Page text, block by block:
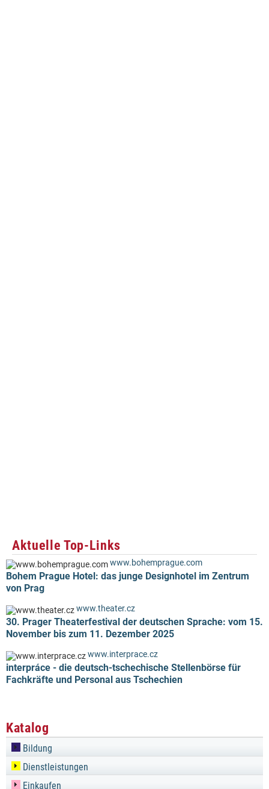
Aktuelle Top-Links
www.bohemprague.com
Bohem Prague Hotel: das junge Designhotel im Zentrum
von Prag
www.theater.cz
30. Prager Theaterfestival der deutschen Sprache: vom 15.
November bis zum 11. Dezember 2025
www.interprace.cz
interpráce - die deutsch-tschechische Stellenbörse für
Fachkräfte und Personal aus Tschechien
Katalog
Bildung
Dienstleistungen
Einkaufen